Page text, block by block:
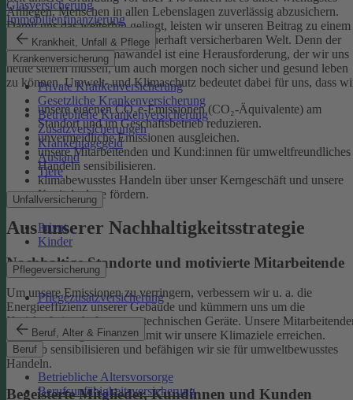
Glasversicherung
Immobilienfinanzierung
Krankheit, Unfall & Pflege
Krankenversicherung
Private Krankenversicherung
Gesetzliche Krankenversicherung
Betriebliche Krankenversicherung
Zusatzversicherungen
Krankentagegeld
Ausland
Tiere
Unfallversicherung
Privat
Kinder
Pflegeversicherung
Pflegezusatzversicherung
Beruf, Alter & Finanzen
Beruf
Betriebliche Altersvorsorge
Berufsunfähigkeitsversicherung
Anliegen, Menschen in allen Lebenslagen zuverlässig abzusichern.
Damit uns das weiterhin gelingt, leisten wir unseren Beitrag zu einem
gesunden Klima und einer dauerhaft versicherbaren Welt. Denn der
menschgemachte Klimawandel ist eine Herausforderung, der wir uns
heute stellen müssen, um auch morgen noch sicher und gesund leben
zu können.Umwelt- und Klimaschutz bedeutet dabei für uns, dass
unsere eigenen CO₂e-Emissionen (CO₂-Äquivalente) am
Standort und im Geschäftsbetrieb reduzieren.
unvermeidliche Emissionen ausgleichen.
unsere Mitarbeitenden und Kund:innen für umweltfreundliches
Handeln sensibilisieren.
klimabewusstes Handeln über unser Kerngeschäft und unsere
Kapitalanlage fördern.
Aus unserer Nachhaltigkeitsstrategie
Nachhaltige Standorte und motivierte Mitarbeitende
Um unsere Emissionen zu verringern, verbessern wir u. a. die
Energieeffizienz unserer Gebäude und kümmern uns um die
Kreislaufwirtschaft unserer technischen Geräte. Unsere
sind ein wichtiger Hebel, damit wir unsere Klimaziele erreichen.
Deshalb sensibilisieren und befähigen wir sie für umweltbewusstes
Handeln.
Begeisterte Mitglieder, Kundinnen und Kunden